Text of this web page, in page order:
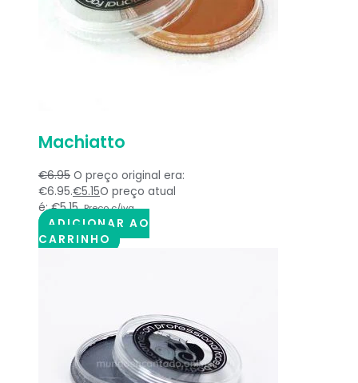
Machiatto
€6.95 O preço original era:
€6.95.€5.15O preço atual
é: €5.15. Preço c/iva
ADICIONAR AO
CARRINHO